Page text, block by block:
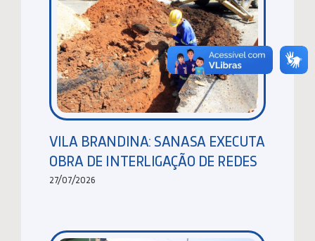
VILA BRANDINA: SANASA EXECUTA
OBRA DE INTERLIGAÇÃO DE REDES
27/07/2026